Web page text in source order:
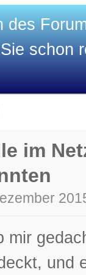
des
schon
im
mir
und